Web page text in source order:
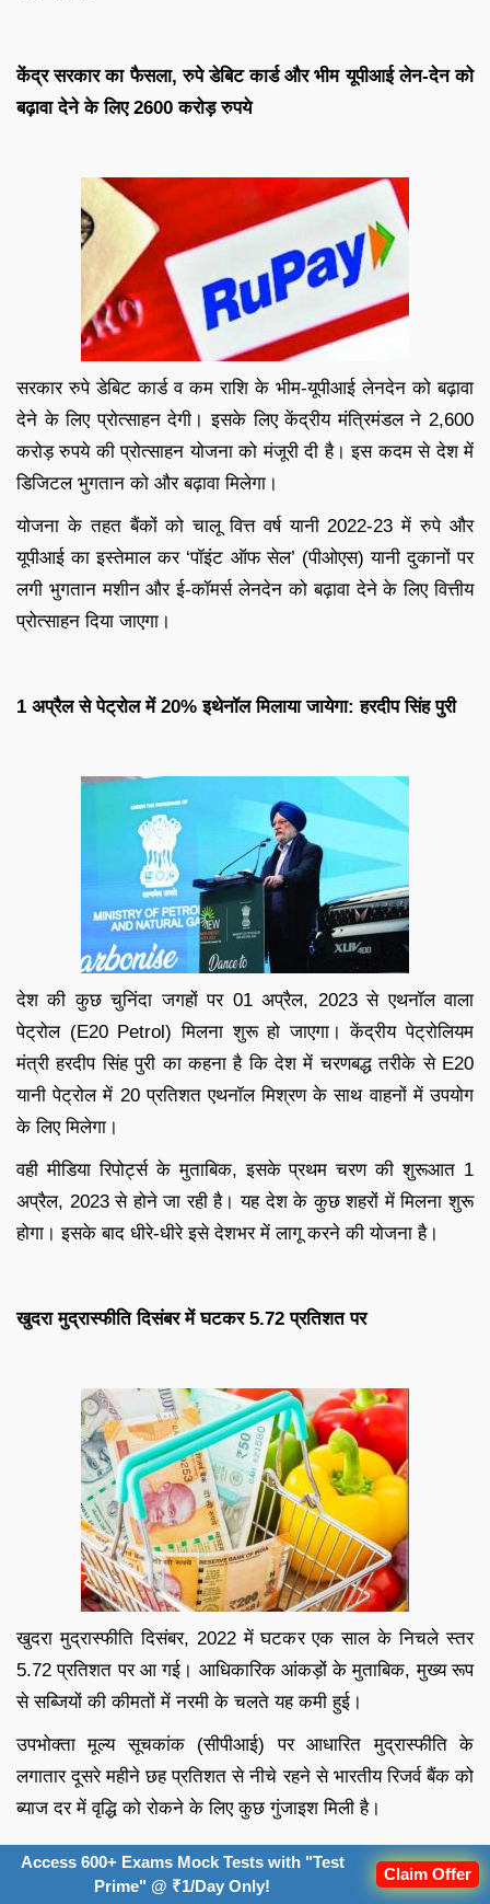
केंद्र सरकार का फैसला, रुपे डेबिट कार्ड और भीम यूपीआई लेन-देन को
बढ़ावा देने के लिए 2600 करोड़ रुपये
सरकार रुपे डेबिट कार्ड व कम राशि के भीम-यूपीआई लेनदेन को बढ़ावा
देने के लिए प्रोत्साहन देगी। इसके लिए केंद्रीय मंत्रिमंडल ने 2,600
करोड़ रुपये की प्रोत्साहन योजना को मंजूरी दी है। इस कदम से देश में
डिजिटल भुगतान को और बढ़ावा मिलेगा।
योजना के तहत बैंकों को चालू वित्त वर्ष यानी 2022-23 में रुपे और
यूपीआई का इस्तेमाल कर ‘पॉइंट ऑफ सेल’ (पीओएस) यानी दुकानों पर
लगी भुगतान मशीन और ई-कॉमर्स लेनदेन को बढ़ावा देने के लिए वित्तीय
प्रोत्साहन दिया जाएगा।
1 अप्रैल से पेट्रोल में 20% इथेनॉल मिलाया जायेगा: हरदीप सिंह पुरी
देश की कुछ चुनिंदा जगहों पर 01 अप्रैल, 2023 से एथनॉल वाला
पेट्रोल (E20 Petrol) मिलना शुरू हो जाएगा। केंद्रीय पेट्रोलियम
मंत्री हरदीप सिंह पुरी का कहना है कि देश में चरणबद्ध तरीके से E20
यानी पेट्रोल में 20 प्रतिशत एथनॉल मिश्रण के साथ वाहनों में उपयोग
के लिए मिलेगा।
वही मीडिया रिपोर्ट्स के मुताबिक, इसके प्रथम चरण की शुरूआत 1
अप्रैल, 2023 से होने जा रही है। यह देश के कुछ शहरों में मिलना शुरू
होगा। इसके बाद धीरे-धीरे इसे देशभर में लागू करने की योजना है।
खुदरा मुद्रास्फीति दिसंबर में घटकर 5.72 प्रतिशत पर
खुदरा मुद्रास्फीति दिसंबर, 2022 में घटकर एक साल के निचले स्तर
5.72 प्रतिशत पर आ गई। आधिकारिक आंकड़ों के मुताबिक, मुख्य रूप
से सब्जियों की कीमतों में नरमी के चलते यह कमी हुई।
उपभोक्ता मूल्य सूचकांक (सीपीआई) पर आधारित मुद्रास्फीति के
लगातार दूसरे महीने छह प्रतिशत से नीचे रहने से भारतीय रिजर्व बैंक को
ब्याज दर में वृद्धि को रोकने के लिए कुछ गुंजाइश मिली है।
Access 600+ Exams Mock Tests with "Test
Prime" @ ₹1/Day Only!
Claim Offer